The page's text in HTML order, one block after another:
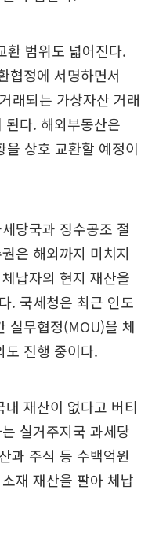
환 범위도 넓어진다.
협정에 서명하면서
래되는 가상자산 거래
다. 해외부동산은
상호 교환할 예정이
당국과 징수공조 절
은 해외까지 미치지
납자의 현지 재산을
. 국세청은 최근 인도
실무협정(MOU)을 체
도 진행 중이다.
재산이 없다고 버티
실거주지국 과세당
과 주식 등 수백억원
재 재산을 팔아 체납